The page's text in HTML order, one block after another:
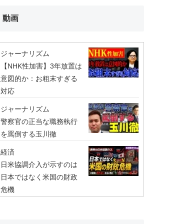
動画
ジャーナリズム
【NHK性加害】3年放置は
意図的か：お粗末すぎる
対応
ジャーナリズム
警察官の正当な職務執行
を罵倒する玉川徹
経済
日米協調介入が示すのは
日本ではなく米国の財政
危機